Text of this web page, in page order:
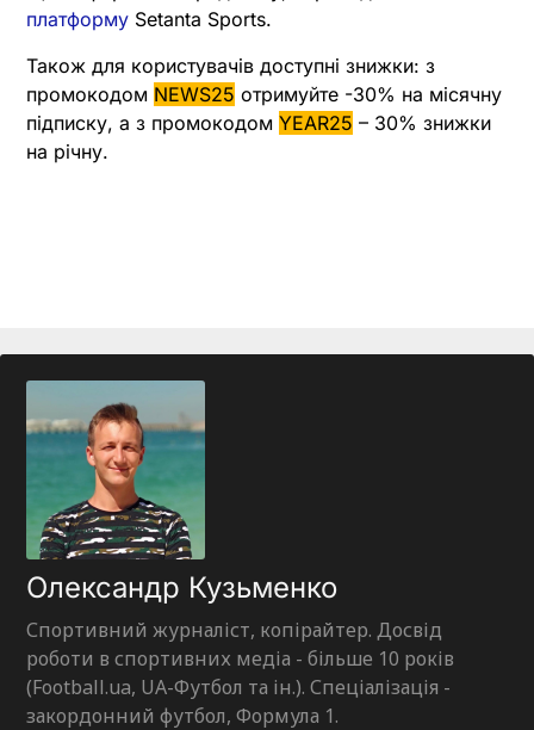
платформу Setanta Sports.
Також для користувачів доступні знижки: з
промокодом NEWS25 отримуйте -30% на місячну
підписку, а з промокодом YEAR25 – 30% знижки
на річну.
Олександр Кузьменко
Спортивний журналіст, копірайтер. Досвід
роботи в спортивних медіа - більше 10 років
(Football.ua, UA-Футбол та ін.). Спеціалізація -
закордонний футбол, Формула 1.